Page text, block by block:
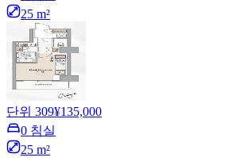
25 m²
단위 309¥135,000
0 침실
25 m²